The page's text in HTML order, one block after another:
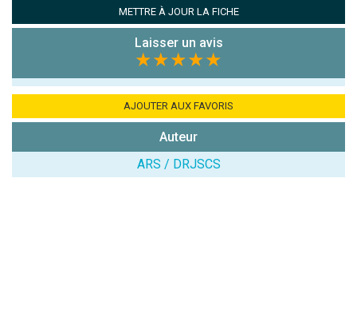
Note que vous souhaitez attribuer :
Antispam -
7x4 (en
METTRE À JOUR LA FICHE
Laisser un avis
★★★★★
AJOUTER AUX FAVORIS
Auteur
ARS / DRJSCS